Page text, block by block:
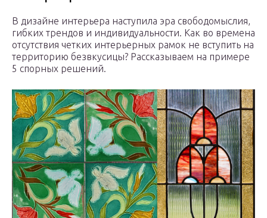
В дизайне интерьера наступила эра свободомыслия,
гибких трендов и индивидуальности. Как во времена
отсутствия четких интерьерных рамок не вступить на
территорию безвкусицы? Рассказываем на примере
5 спорных решений.